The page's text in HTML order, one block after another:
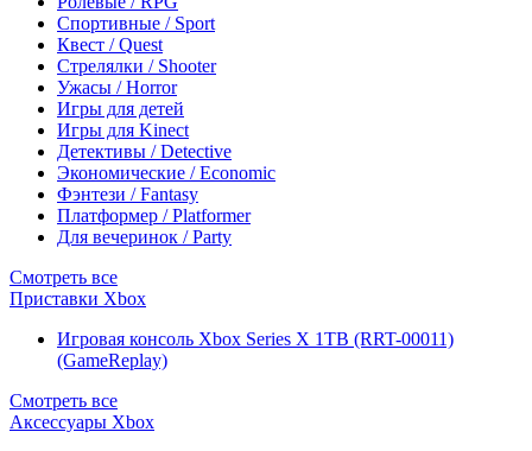
Спортивные / Sport
Квест / Quest
Стрелялки / Shooter
Ужасы / Horror
Игры для детей
Игры для Kinect
Детективы / Detective
Экономические / Economic
Фэнтези / Fantasy
Платформер / Platformer
Для вечеринок / Party
Смотреть все
Приставки Xbox
Игровая консоль Xbox Series X 1TB (RRT-00011)
(GameReplay)
Смотреть все
Аксессуары Xbox